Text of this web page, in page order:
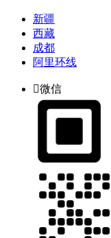
新疆
西藏
成都
阿里环线
微信